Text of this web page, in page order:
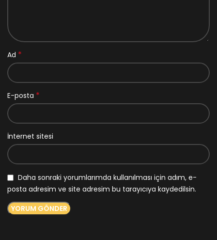
Ad *
E-posta *
İnternet sitesi
Daha sonraki yorumlarımda kullanılması için adım, e-
posta adresim ve site adresim bu tarayıcıya kaydedilsin.